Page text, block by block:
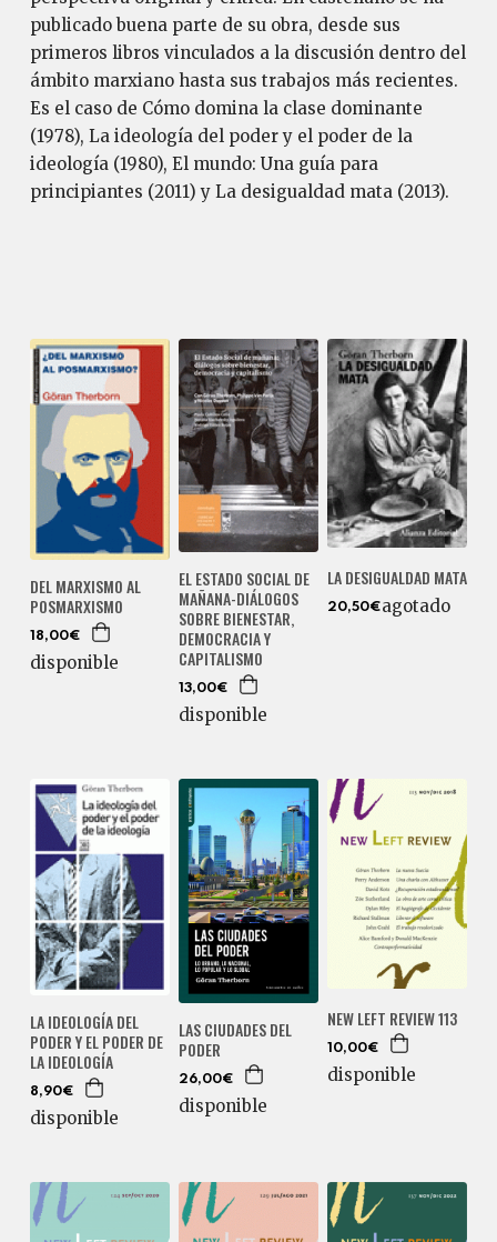
publicado buena parte de su obra, desde sus
primeros libros vinculados a la discusión dentro del
ámbito marxiano hasta sus trabajos más recientes.
Es el caso de Cómo domina la clase dominante
(1978), La ideología del poder y el poder de la
ideología (1980), El mundo: Una guía para
principiantes (2011) y La desigualdad mata (2013).
DEL MARXISMO AL
POSMARXISMO
18,00€
disponible
EL ESTADO SOCIAL DE
MAÑANA-DIÁLOGOS
SOBRE BIENESTAR,
DEMOCRACIA Y
CAPITALISMO
13,00€
disponible
LA DESIGUALDAD MATA
20,50€agotado
LA IDEOLOGÍA DEL
PODER Y EL PODER DE
LA IDEOLOGÍA
8,90€
disponible
LAS CIUDADES DEL
PODER
26,00€
disponible
NEW LEFT REVIEW 113
10,00€
disponible